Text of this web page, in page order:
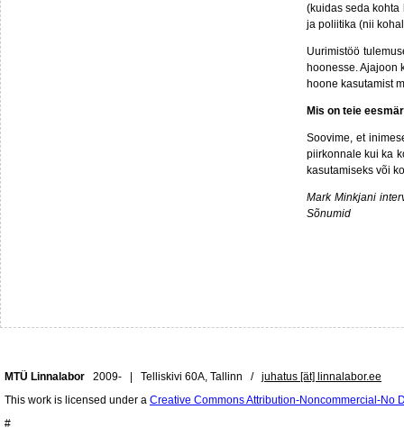
(kuidas seda
ja poliitika (nii
Uurimistöö
hoonesse. Ajajoon
hoone kasutamist
Mis on teie
Soovime, et
piirkonnale kui ka
kasutamiseks või
Mark Minkjani
Sõnumid
MTÜ Linnalabor 2009- | Telliskivi 60A, Tallinn / juhatus [ät] linnalabor.ee
This work is licensed under a Creative Commons Attribution-Noncommercial-No
#